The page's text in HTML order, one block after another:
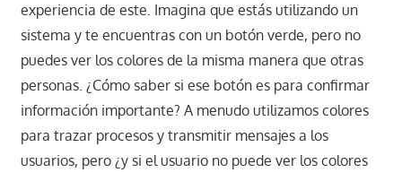
experiencia de este. Imagina que estás utilizando un
sistema y te encuentras con un botón verde, pero no
puedes ver los colores de la misma manera que otras
personas. ¿Cómo saber si ese botón es para confirmar
información importante? A menudo utilizamos colores
para trazar procesos y transmitir mensajes a los
usuarios, pero ¿y si el usuario no puede ver los colores